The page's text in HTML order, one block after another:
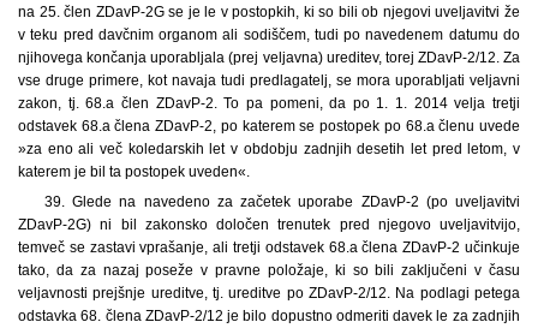
na 25. člen ZDavP-2G se je le v postopkih, ki so bili ob njegovi uveljavitvi že
v teku pred davčnim organom ali sodiščem, tudi po navedenem datumu do
njihovega končanja uporabljala (prej veljavna) ureditev, torej ZDavP-2/12. Za
vse druge primere, kot navaja tudi predlagatelj, se mora uporabljati veljavni
zakon, tj. 68.a člen ZDavP-2. To pa pomeni, da po 1. 1. 2014 velja tretji
odstavek 68.a člena ZDavP-2, po katerem se postopek po 68.a členu uvede
»za eno ali več koledarskih let v obdobju zadnjih desetih let pred letom, v
katerem je bil ta postopek uveden«.
39. Glede na navedeno za začetek uporabe ZDavP-2 (po uveljavitvi
ZDavP-2G) ni bil zakonsko določen trenutek pred njegovo uveljavitvijo,
temveč se zastavi vprašanje, ali tretji odstavek 68.a člena ZDavP-2 učinkuje
tako, da za nazaj poseže v pravne položaje, ki so bili zaključeni v času
veljavnosti prejšnje ureditve, tj. ureditve po ZDavP-2/12. Na podlagi petega
odstavka 68. člena ZDavP-2/12 je bilo dopustno odmeriti davek le za zadnjih